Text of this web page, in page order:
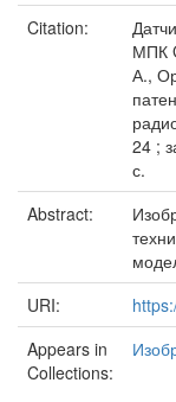
Citation:
МПК
А.,
24 ;
с.
Abstract:
URI:
Appears in
Collections: